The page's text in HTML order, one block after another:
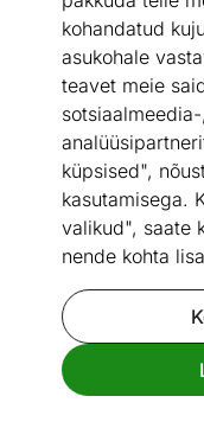
kohandatud
asukohale
teavet meie
küpsised",
kasutamisega.
valikud", saate
nende kohta